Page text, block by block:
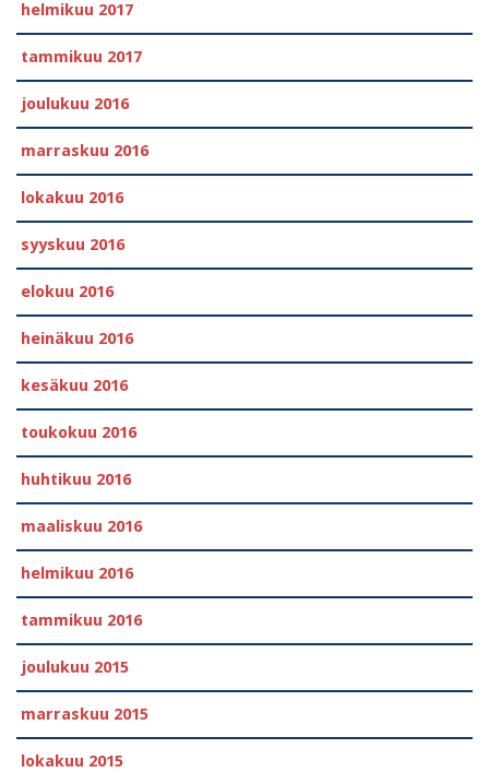
helmikuu 2017
tammikuu 2017
joulukuu 2016
marraskuu 2016
lokakuu 2016
syyskuu 2016
elokuu 2016
heinäkuu 2016
kesäkuu 2016
toukokuu 2016
huhtikuu 2016
maaliskuu 2016
helmikuu 2016
tammikuu 2016
joulukuu 2015
marraskuu 2015
lokakuu 2015